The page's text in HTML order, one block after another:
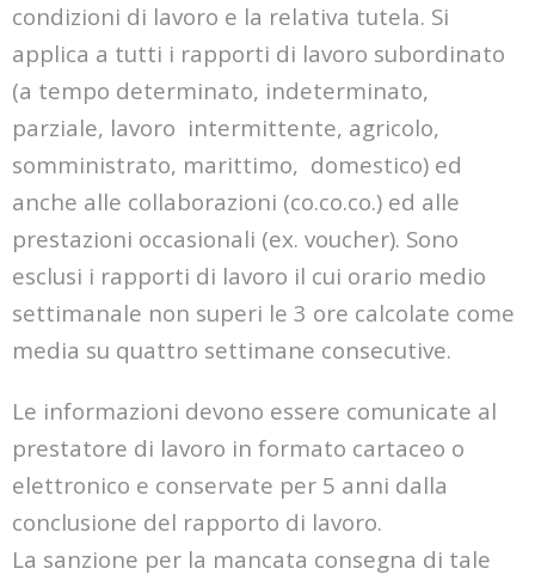
condizioni di lavoro e la relativa tutela. Si
applica a tutti i rapporti di lavoro subordinato
(a tempo determinato, indeterminato,
parziale, lavoro intermittente, agricolo,
somministrato, marittimo, domestico) ed
anche alle collaborazioni (co.co.co.) ed alle
prestazioni occasionali (ex. voucher). Sono
esclusi i rapporti di lavoro il cui orario medio
settimanale non superi le 3 ore calcolate come
media su quattro settimane consecutive.
Le informazioni devono essere comunicate al
prestatore di lavoro in formato cartaceo o
elettronico e conservate per 5 anni dalla
conclusione del rapporto di lavoro.
La sanzione per la mancata consegna di tale